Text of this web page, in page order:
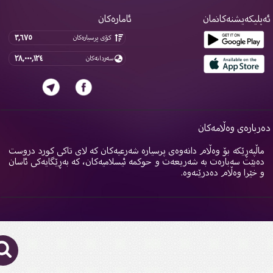
ئامارەکان
کۆی پرسیارەکان ٣,٦٧٥
سەردانەکان ٢٨,٠٠٠,١٢٤
وەڵامەکان
ماڵپەڕێکە بۆ وەڵام دانەوەی پرسیارە شەرعیەکان کە لای تاکی کورد دروست
دەبێت سەبارەت بە شەریعەت و حوکمە ئیسلامیەکان، کە بەڕێگایەکی ئاسان
و خێرا وەڵام دەدرێنەوە.